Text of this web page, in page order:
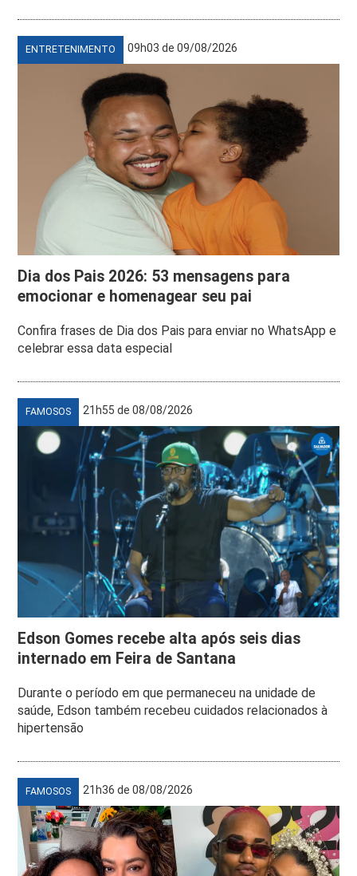
ENTRETENIMENTO 09h03 de 09/08/2026
Dia dos Pais 2026: 53 mensagens para
emocionar e homenagear seu pai
Confira frases de Dia dos Pais para enviar no WhatsApp e
celebrar essa data especial
FAMOSOS 21h55 de 08/08/2026
Edson Gomes recebe alta após seis dias
internado em Feira de Santana
Durante o período em que permaneceu na unidade de
saúde, Edson também recebeu cuidados relacionados à
hipertensão
FAMOSOS 21h36 de 08/08/2026